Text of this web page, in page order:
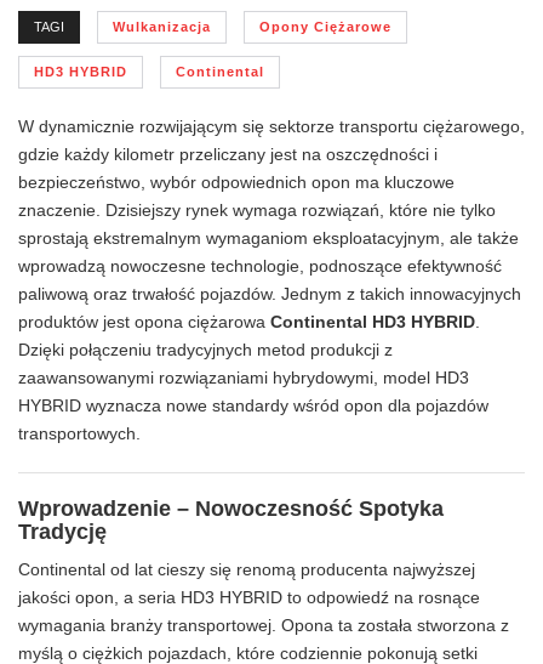
TAGI Wulkanizacja Opony Ciężarowe
HD3 HYBRID Continental
W dynamicznie rozwijającym się sektorze transportu ciężarowego,
gdzie każdy kilometr przeliczany jest na oszczędności i
bezpieczeństwo, wybór odpowiednich opon ma kluczowe
znaczenie. Dzisiejszy rynek wymaga rozwiązań, które nie tylko
sprostają ekstremalnym wymaganiom eksploatacyjnym, ale także
wprowadzą nowoczesne technologie, podnoszące efektywność
paliwową oraz trwałość pojazdów. Jednym z takich innowacyjnych
produktów jest opona ciężarowa Continental HD3 HYBRID
Dzięki połączeniu tradycyjnych metod produkcji z
zaawansowanymi rozwiązaniami hybrydowymi, model HD3
HYBRID wyznacza nowe standardy wśród opon dla pojazdów
transportowych.
Wprowadzenie – Nowoczesność Spotyka
Tradycję
Continental od lat cieszy się renomą producenta najwyższej
jakości opon, a seria HD3 HYBRID to odpowiedź na rosnące
wymagania branży transportowej. Opona ta została stworzona z
myślą o ciężkich pojazdach, które codziennie pokonują setki